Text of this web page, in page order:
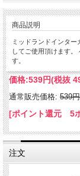
商品説明
ミッドランドインタ
してご使用頂けます
す。
価格:539円(税抜
通常販売価格: 539
[ポイント還元 5
注文